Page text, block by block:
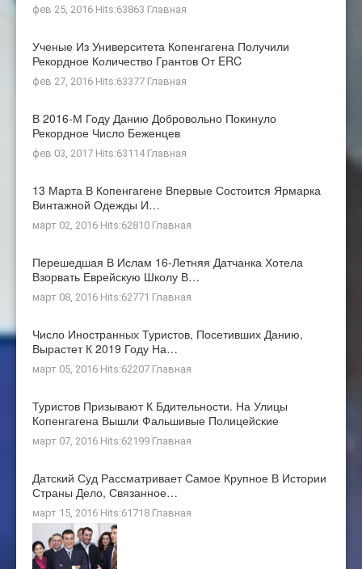
фев 25, 2016 Hits:63863 Главная
Ученые Из Университета Копенгагена Получили
Рекордное Количество Грантов От ERC
фев 27, 2016 Hits:63377 Главная
В 2016-М Году Данию Добровольно Покинуло
Рекордное Число Беженцев
фев 03, 2017 Hits:63114 Главная
13 Марта В Копенгагене Впервые Состоится Ярмарка
Винтажной Одежды И…
март 02, 2016 Hits:62810 Главная
Перешедшая В Ислам 16-Летняя Датчанка Хотела
Взорвать Еврейскую Школу В…
март 08, 2016 Hits:62771 Главная
Число Иностранных Туристов, Посетивших Данию,
Вырастет К 2019 Году На…
март 05, 2016 Hits:62207 Главная
Туристов Призывают К Бдительности. На Улицы
Копенгагена Вышли Фальшивые Полицейские
март 07, 2016 Hits:62199 Главная
Датский Суд Рассматривает Самое Крупное В Истории
Страны Дело, Связанное…
март 15, 2016 Hits:61718 Главная